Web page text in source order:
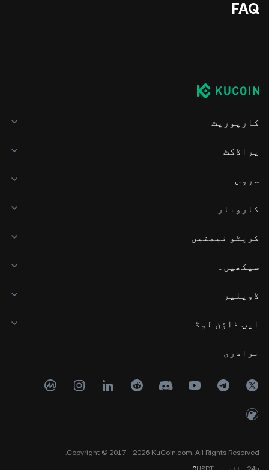
FAQ
کارپوریٹ
پراڈکٹ
سروس
کاروبار
کرپٹو قیمتیں
سیکھیں۔
ڈویلپر
ایپ ڈاؤن لوڈ
برادری
Copyright © 2017 - 2026 KuCoin.com. All Rights Reserved.